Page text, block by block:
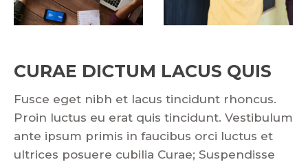
CURAE DICTUM LACUS QUIS
Fusce eget nibh et lacus tincidunt rhoncus.
Proin luctus eu erat quis tincidunt. Vestibulum
ante ipsum primis in faucibus orci luctus et
ultrices posuere cubilia Curae; Suspendisse